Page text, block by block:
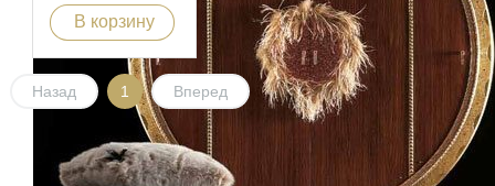
В корзину
Назад 1 Вперед